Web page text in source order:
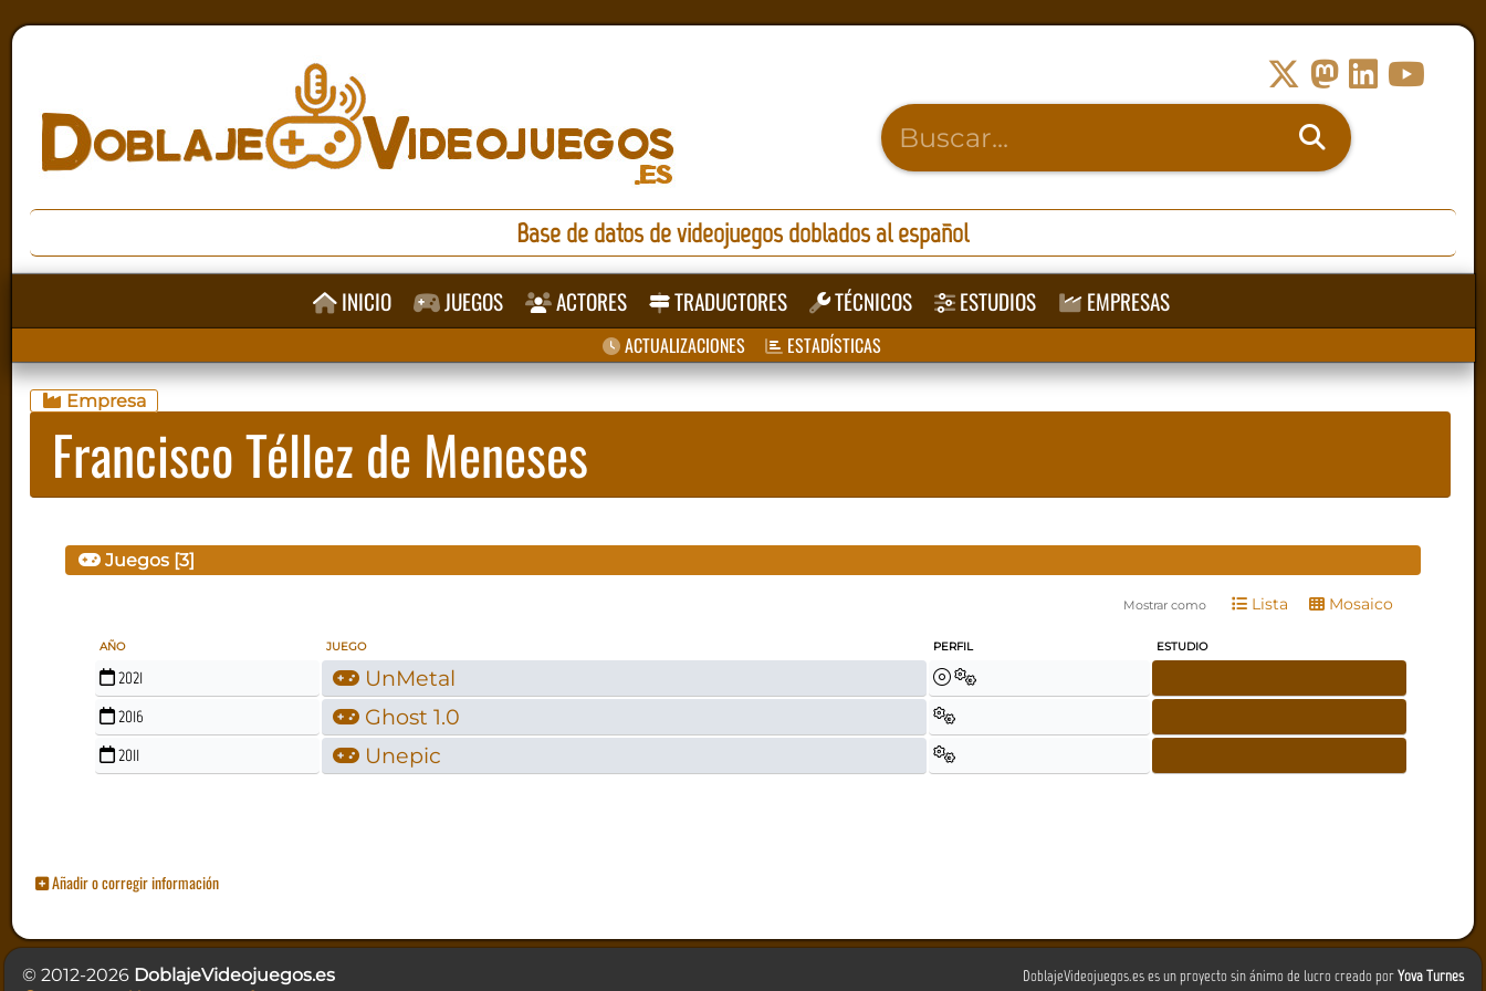
Base de datos de videojuegos doblados al español
INICIO JUEGOS ACTORES TRADUCTORES TÉCNICOS ESTUDIOS EMPRESAS
ACTUALIZACIONES ESTADÍSTICAS
Empresa
Francisco Téllez de Meneses
Juegos [3]
Mostrar como Lista Mosaico
AÑO JUEGO PERFIL ESTUDIO
2021 UnMetal
2016 Ghost 1.0
2011 Unepic
Añadir o corregir información
DoblajeVideojuegos.es es un proyecto sin ánimo de lucro creado porYova Turnes
© 2012-2026 DoblajeVideojuegos.es